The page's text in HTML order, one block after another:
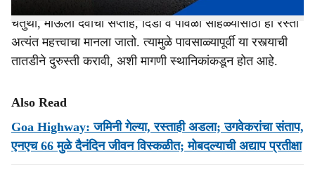
या मार्गावरून दररोज शेकडो वाहने ये-जा करतात. विशेषतः गणेश
चतुर्थी, माऊली देवीचा सप्ताह, दिंडी व पावळी सोहळ्यांसाठी हा रस्ता
अत्यंत महत्त्वाचा मानला जातो. त्यामुळे पावसाळ्यापूर्वी या रस्त्याची
तातडीने दुरुस्ती करावी, अशी मागणी स्थानिकांकडून होत आहे.
Also Read
Goa Highway: जमिनी गेल्या, रस्ताही अडला; उगवेकरांचा संताप,
एनएच 66 मुळे दैनंदिन जीवन विस्कळीत; मोबदल्याची अद्याप प्रतीक्षा